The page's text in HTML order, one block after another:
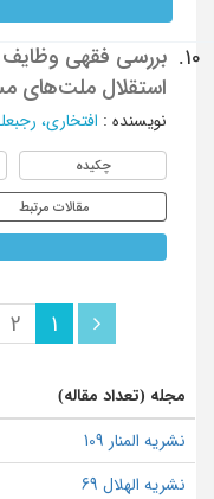
10.
بررسی فقهی
استقلال ملت‌های
نویسنده: افتخاری،
چکیده
مقالات مرتبط
1
2
مجله (تعداد مقاله)
نشریه المنار 109
نشریه الهلال 69